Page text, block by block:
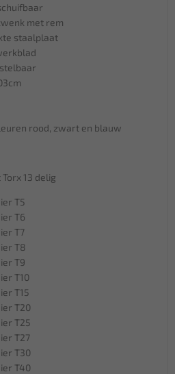
met rem
staalplaat
rood, zwart en blauw
13 delig
T5
T6
T7
T8
T9
T10
T15
T20
T25
T27
T30
T40